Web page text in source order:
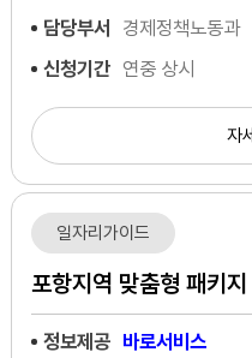
담당부서
경제정책노동과
신청기간 연중 상시
자
일자리가이드
포항지역 맞춤형 패키
정보제공 바로서비스